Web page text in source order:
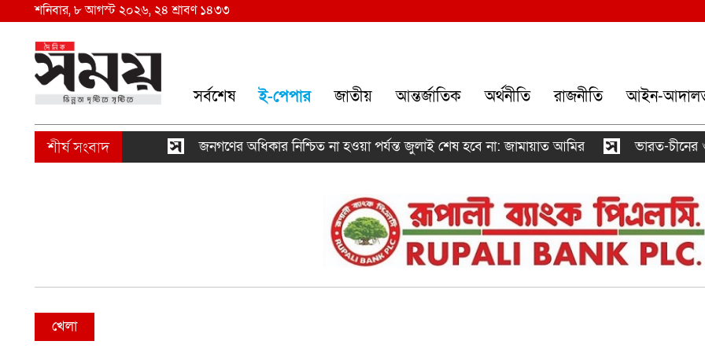
শনিবার, ৮ আগস্ট ২০২৬, ২৪ শ্রাবণ ১৪৩৩
সর্বশেষ ই-পেপার জাতীয় আন্তর্জাতিক অর্থনীতি রাজনীতি আইন-
জনগণের অধিকার নিশ্চিত না হওয়া পর্যন্ত জুলাই শেষ হবে না: জামায়াত আমির ভারত-চীনের ওপর
খেলা